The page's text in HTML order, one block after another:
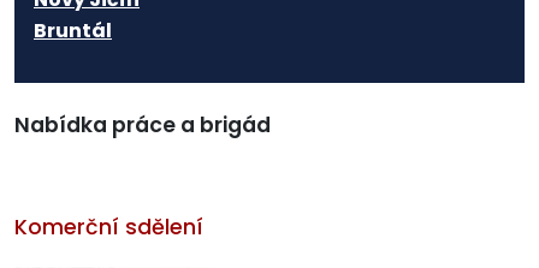
Bruntál
Nabídka práce a brigád
Komerční sdělení